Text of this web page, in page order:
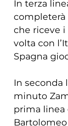
In terza
completerà
che riceve i
volta con
Spagna
In seconda
minuto
prima linea